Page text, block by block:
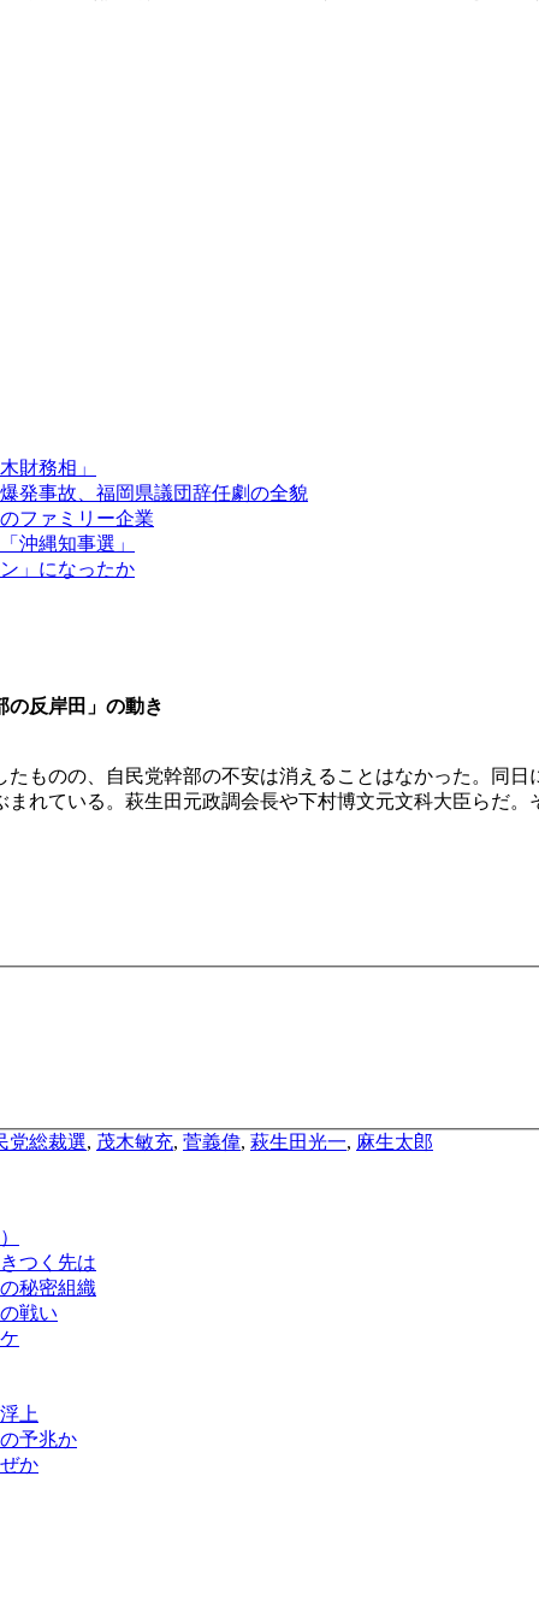
財務相」
発事故、福岡県議団辞任劇の全貌
ファミリー企業
沖縄知事選」
」になったか
の反岸田」の動き
のの、自民党幹部の不安は消えることはなかった。同日
れている。萩生田元政調会長や下村博文元文科大臣らだ
党総裁選, 茂木敏充, 菅義偉, 萩生田光一, 麻生太郎
つく先は
秘密組織
戦い
上
予兆か
か